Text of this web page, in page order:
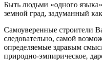
Быть людьми «одного
земной град, задуманный
Самоуверенные строители
следовательно, самой
определяемые здравым
природно-эмпирическое,